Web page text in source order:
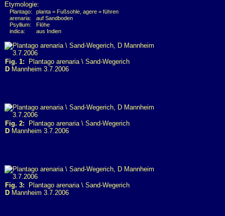
Etymologie:
Plantago:
planta = Fußsohle, agere = führen
arenaria:
auf Sandboden
Psyllium:
Flöhe
indica:
aus Indien
Fig. 1: Plantago arenaria \ Sand-Wegerich
D Mannheim 3.7.2006
Fig. 2: Plantago arenaria \ Sand-Wegerich
D Mannheim 3.7.2006
Fig. 3: Plantago arenaria \ Sand-Wegerich
D Mannheim 3.7.2006